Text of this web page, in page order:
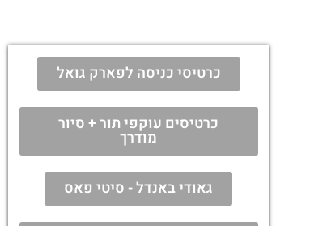
כרטיסי כניסה לפארק גואל
כרטיסים עוקפי תור + סיור
מודרך
גאודי באנדל - סיטי פאס